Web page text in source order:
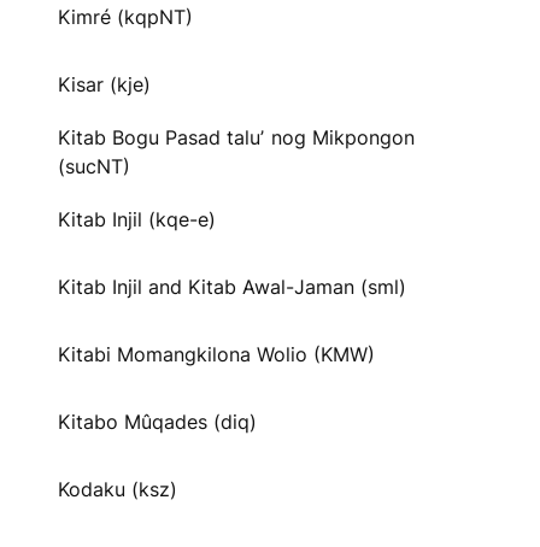
Kimré (kqpNT)
Kisar (kje)
Kitab Bogu Pasad taluʼ nog Mikpongon
(sucNT)
Kitab Injil (kqe-e)
Kitab Injil and Kitab Awal-Jaman (sml)
Kitabi Momangkilona Wolio (KMW)
Kitabo Mûqades (diq)
Kodaku (ksz)